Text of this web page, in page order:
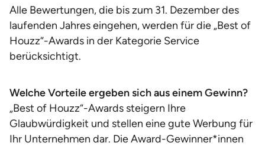
Alle Bewertungen, die bis zum 31. Dezember des
laufenden Jahres eingehen, werden für die „Best of
Houzz“-Awards in der Kategorie Service
berücksichtigt.
Welche Vorteile ergeben sich aus einem Gewinn?
„Best of Houzz“-Awards steigern Ihre
Glaubwürdigkeit und stellen eine gute Werbung für
Ihr Unternehmen dar. Die Award-Gewinner*innen